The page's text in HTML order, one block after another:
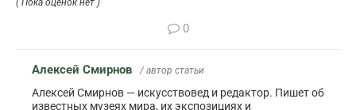
( Пока оценок нет )
0
Алексей Смирнов / автор статьи
Алексей Смирнов — искусствовед и редактор. Пишет об
известных музеях мира, их экспозициях и